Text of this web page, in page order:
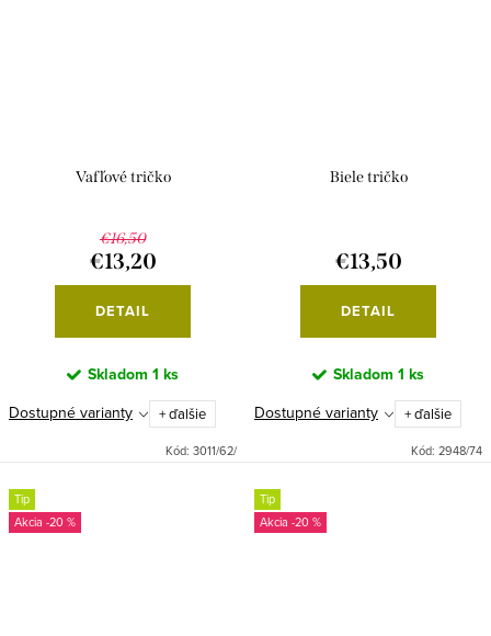
Vafľové tričko
€16,50
€13,20
DETAIL
Skladom 1 ks
Dostupné varianty + ďalšie
Kód: 3011/62/
Biele tričko
€13,50
DETAIL
Skladom 1 ks
Dostupné varianty + ďalšie
Kód: 2948/74
Tip
-20 %
Tip
-20 %